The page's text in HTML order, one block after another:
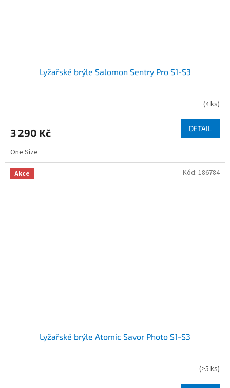
Lyžařské brýle Salomon Sentry Pro S1-S3
(4 ks)
3 290 Kč DETAIL
One Size
Akce
Lyžařské brýle Atomic Savor Photo S1-S3
(>5 ks)
Kód: 186784